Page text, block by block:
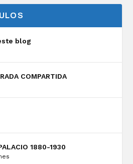
blog
COMPARTIDA
1880-1930